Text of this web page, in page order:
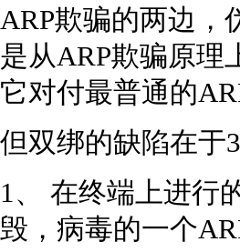
ARP欺骗的两边，
是从ARP欺骗原理
它对付最普通的
但双绑的缺陷在于3
1、 在终端上进行
毁，病毒的一个